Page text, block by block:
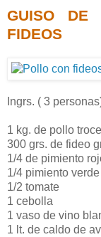
GUISO DE
FIDEOS
Ingrs. ( 3
1 kg. de pollo
300 grs. de fideo
1/4 de pimiento
1/4 pimiento verde
1/2 tomate
1 cebolla
1 vaso de vino
1 lt. de caldo de